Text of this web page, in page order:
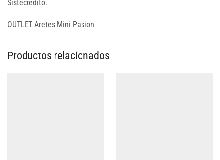
Sistecredito.
OUTLET Aretes Mini Pasion
Productos relacionados